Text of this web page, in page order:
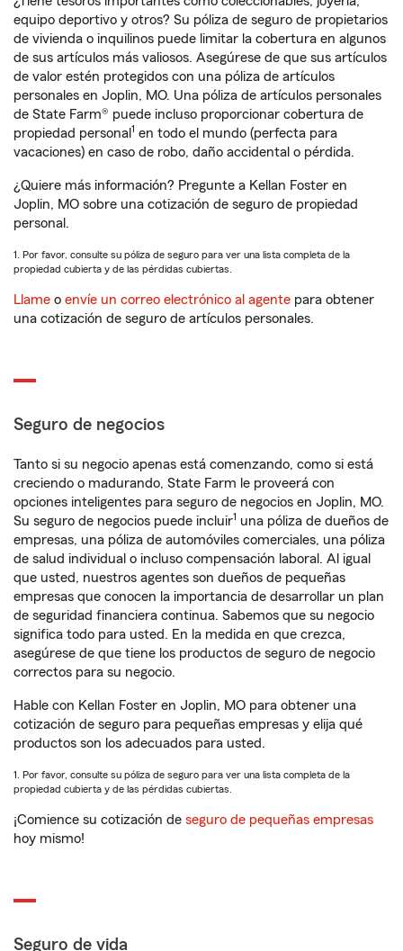
equipo deportivo y otros? Su póliza de seguro de propietarios
de vivienda o inquilinos puede limitar la cobertura en algunos
de sus artículos más valiosos. Asegúrese de que sus artículos
de valor estén protegidos con una póliza de artículos
personales en Joplin, MO. Una póliza de artículos personales
de State Farm® puede incluso proporcionar cobertura de
propiedad personal 1 en todo el mundo (perfecta para
vacaciones) en caso de robo, daño accidental o pérdida.
¿Quiere más información? Pregunte a Kellan Foster en
Joplin, MO sobre una cotización de seguro de propiedad
personal.
1. Por favor, consulte su póliza de seguro para ver una lista completa de la
propiedad cubierta y de las pérdidas cubiertas.
Llame o envíe un correo electrónico al agente para obtener
una cotización de seguro de artículos personales.
Seguro de negocios
Tanto si su negocio apenas está comenzando, como si está
creciendo o madurando, State Farm le proveerá con
opciones inteligentes para seguro de negocios en Joplin, MO.
Su seguro de negocios puede incluir1 una póliza de dueños de
empresas, una póliza de automóviles comerciales, una póliza
de salud individual o incluso compensación laboral. Al igual
que usted, nuestros agentes son dueños de pequeñas
empresas que conocen la importancia de desarrollar un plan
de seguridad financiera continua. Sabemos que su negocio
significa todo para usted. En la medida en que crezca,
asegúrese de que tiene los productos de seguro de negocio
correctos para su negocio.
Hable con Kellan Foster en Joplin, MO para obtener una
cotización de seguro para pequeñas empresas y elija qué
productos son los adecuados para usted.
1. Por favor, consulte su póliza de seguro para ver una lista completa de la
propiedad cubierta y de las pérdidas cubiertas.
¡Comience su cotización de seguro de pequeñas empresas
hoy mismo!
Seguro de vida